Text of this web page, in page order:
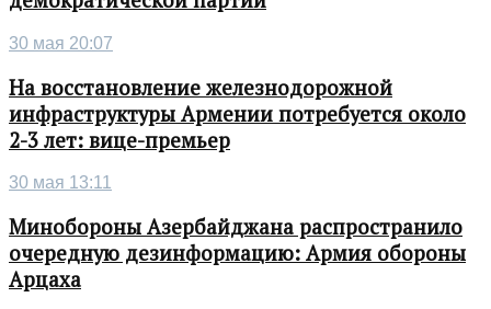
30 мая 20:07
На восстановление железнодорожной
инфраструктуры Армении потребуется около
2-3 лет: вице-премьер
30 мая 13:11
Минобороны Азербайджана распространило
очередную дезинформацию: Армия обороны
Арцаха